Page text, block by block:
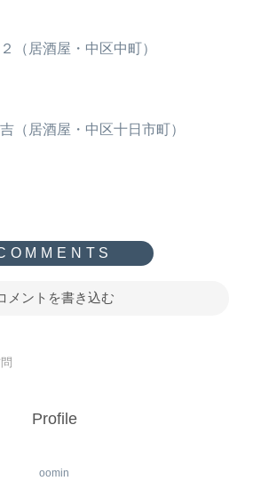
（居酒屋・中区中町）
（居酒屋・中区十日市町）
メントを書き込む
Profile
oomin